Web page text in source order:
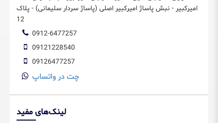
امیرکبیر - نبش پاساژ امیرکبیر اصلی (پاساژ سردار سلیمانی) - پلاک
12
0912-6477257
09121228540
09126477257
چت در واتساپ
لینک‌های مفید